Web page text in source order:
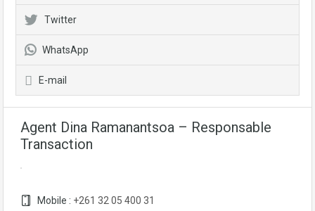
Twitter
WhatsApp
E-mail
Agent Dina Ramanantsoa – Responsable
Transaction
Mobile : +261 32 05 400 31